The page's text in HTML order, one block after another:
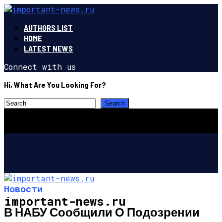
AUTHORS LIST
HOME
LATEST NEWS
Connect with us
Hi, What Are You Looking For?
important-news.ru
Новости
В НАБУ Сообщили О Подозрении